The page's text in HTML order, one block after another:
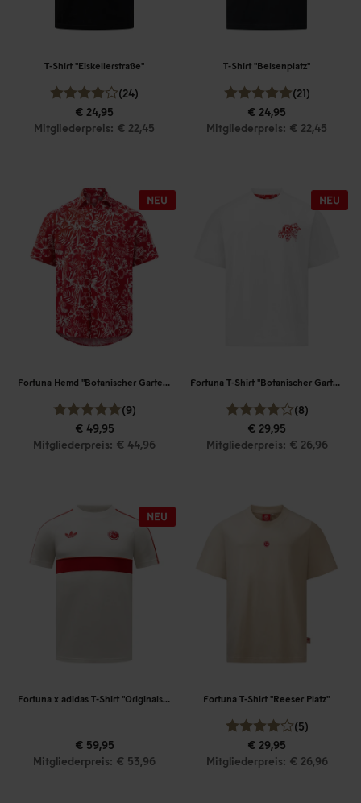
T-Shirt "Eiskellerstraße"
(24)
€ 24,95
Mitgliederpreis: € 22,45
T-Shirt "Belsenplatz"
(21)
€ 24,95
Mitgliederpreis: € 22,45
Fortuna Hemd "Botanischer Garten"
(9)
€ 49,95
Mitgliederpreis: € 44,96
Fortuna T-Shirt "Botanischer Garten"
(8)
€ 29,95
Mitgliederpreis: € 26,96
Fortuna x adidas T-Shirt "Originals" Off-White
€ 59,95
Mitgliederpreis: € 53,96
Fortuna T-Shirt "Reeser Platz"
(5)
€ 29,95
Mitgliederpreis: € 26,96